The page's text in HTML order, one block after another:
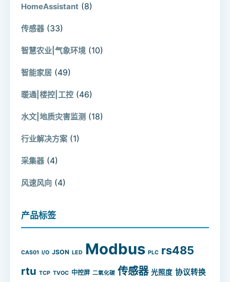
HomeAssistant (8)
传感器 (33)
智慧农业|气象环境 (10)
智能家居 (49)
暖通|楼控|工控 (46)
水文|地质灾害监测 (18)
行业解决方案 (1)
采集器 (4)
风速风向 (4)
产品标签
CAS01 I/O JSON LED Modbus PLC rs485
rtu TCP TVOC 中控屏 二氧化碳 传感器 光照度 协议转换